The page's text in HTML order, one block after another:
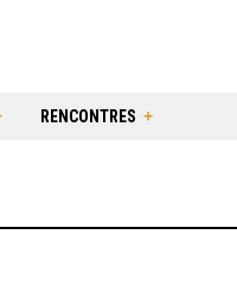
RENCONTRES